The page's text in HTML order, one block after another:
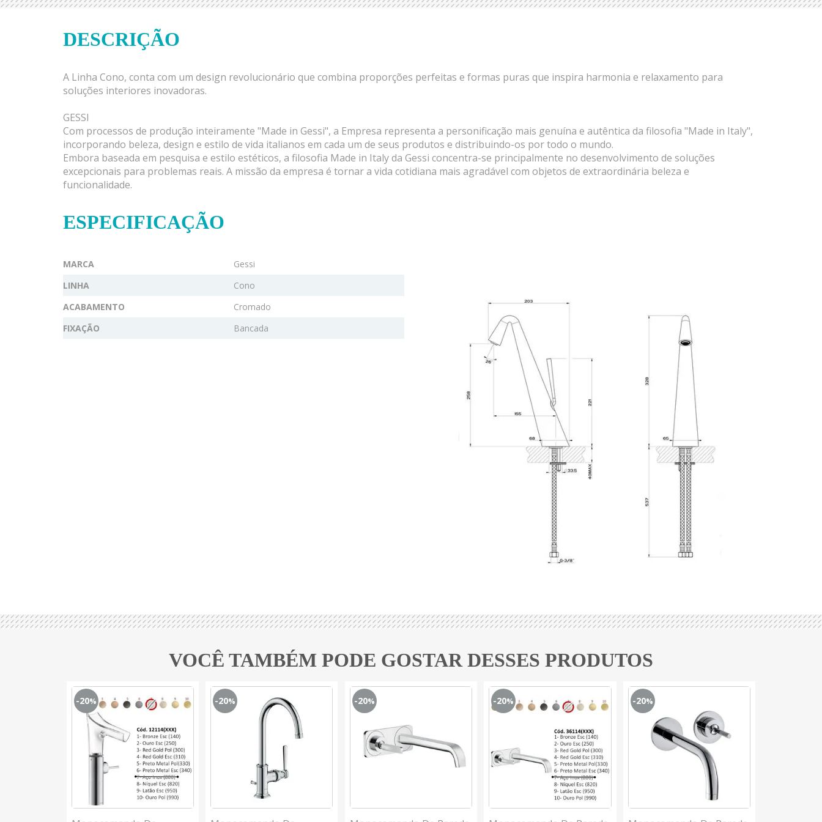
DESCRIÇÃO
A Linha Cono, conta com um design revolucionário que combina proporções perfeitas e formas puras que inspira harmonia e relaxamento para
soluções interiores inovadoras.
GESSI
Com processos de produção inteiramente "Made in Gessi", a Empresa representa a personificação mais genuína e autêntica da filosofia "Made in Italy",
incorporando beleza, design e estilo de vida italianos em cada um de seus produtos e distribuindo-os por todo o mundo.
Embora baseada em pesquisa e estilo estéticos, a filosofia Made in Italy da Gessi concentra-se principalmente no desenvolvimento de soluções
excepcionais para problemas reais. A missão da empresa é tornar a vida cotidiana mais agradável com objetos de extraordinária beleza e
funcionalidade.
ESPECIFICAÇÃO
MARCA
Gessi
LINHA
Cono
ACABAMENTO
Cromado
FIXAÇÃO
Bancada
VOCÊ TAMBÉM PODE GOSTAR DESSES PRODUTOS
-20% -20% -20% -20% -20%